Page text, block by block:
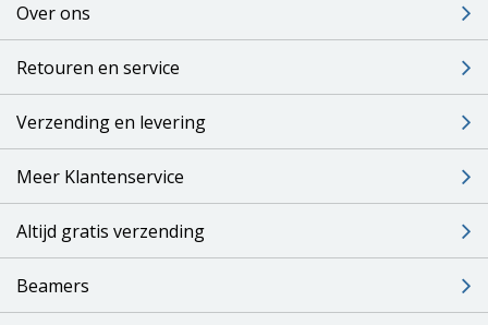
Over ons
Retouren en service
Verzending en levering
Meer Klantenservice
Altijd gratis verzending
Beamers